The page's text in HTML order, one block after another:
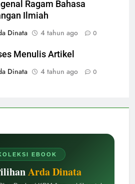
EBOOK
Arda Dinata
Ragam Bahasa
Ilmiah
Dinata
4 tahun ago 0
Menulis Artikel
Dinata
4 tahun ago 0